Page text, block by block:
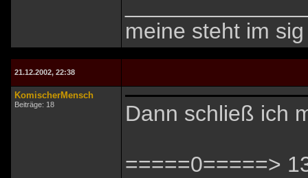
meine steht im
21.12.2002, 22:38
KomischerMensch
Beiträge: 18 Dann schließ ich
=====0=====>